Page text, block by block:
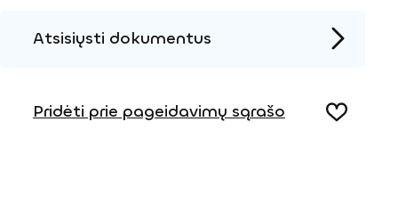
Atsisiųsti dokumentus
Pridėti prie pageidavimų sąrašo